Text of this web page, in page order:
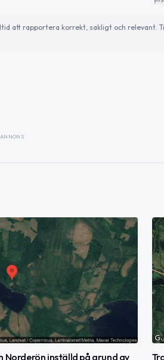
att rapportera korrekt, sakligt och relevant.
ANNONS
Norderön inställd på grund av